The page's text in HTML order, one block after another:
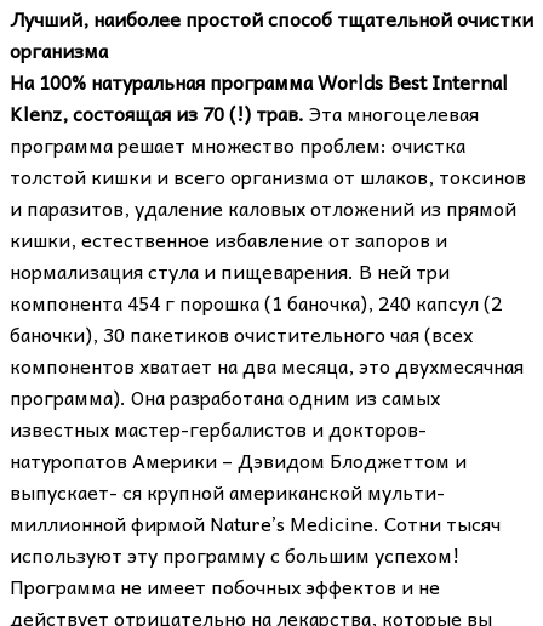
Лучший, наиболее простой способ тщательной очистки
организма
На 100% натуральная программа Worlds Best Internal
Klenz, состоящая из 70 (!) трав.Эта многоцелевая
программа решает множество проблем: очистка
толстой кишки и всего организма от шлаков, токсинов
и паразитов, удаление каловых отложений из прямой
кишки, естественное избавление от запоров и
нормализация стула и пищеварения. В ней три
компонента 454 г порошка (1 баночка), 240 капсул (2
баночки), 30 пакетиков очистительного чая (всех
компонентов хватает на два месяца, это двухмесячная
программа). Она разработана одним из самых
известных мастер-гербалистов и докторов-
натуропатов Америки – Дэвидом Блоджеттом и
выпускает- ся крупной американской мульти-
миллионной фирмой Nature’s Medicine. Сотни тысяч
используют эту программу с большим успехом!
Программа не имеет побочных эффектов и не
действует отрицательно на лекарства, которые вы